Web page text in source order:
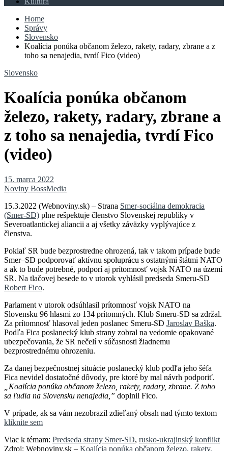
Home
Správy
Slovensko
Koalícia ponúka občanom železo, rakety, radary, zbrane a z
toho sa nenajedia, tvrdí Fico (video)
Slovensko
Koalícia ponúka občanom
železo, rakety, radary, zbrane a
z toho sa nenajedia, tvrdí Fico
(video)
15. marca 2022
Noviny BossMedia
15.3.2022 (Webnoviny.sk) – Strana Smer-sociálna demokracia
(Smer-SD) plne rešpektuje členstvo Slovenskej republiky v
Severoatlantickej aliancii a aj všetky záväzky vyplývajúce z
členstva.
Pokiaľ SR bude bezprostredne ohrozená, tak v takom prípade bude
Smer–SD podporovať aktívnu spoluprácu s ostatnými štátmi NATO
a ak to bude potrebné, podporí aj prítomnosť vojsk NATO na území
SR. Na tlačovej besede to v utorok vyhlásil predseda Smeru-SD
Robert Fico.
Parlament v utorok odsúhlasil prítomnosť vojsk NATO na
Slovensku 96 hlasmi zo 134 prítomných. Klub Smeru-SD sa zdržal.
Za prítomnosť hlasoval jeden poslanec Smeru-SD Jaroslav Baška.
Podľa Fica poslanecký klub strany zobral na vedomie opakované
ubezpečovania, že SR nečelí v súčasnosti žiadnemu
bezprostrednému ohrozeniu.
Za danej bezpečnostnej situácie poslanecký klub podľa jeho šéfa
Fica nevidel dostatočné dôvody, pre ktoré by mal návrh podporiť.
„Koalícia ponúka občanom železo, rakety, radary, zbrane. Z toho
sa ľudia na Slovensku nenajedia,” doplnil Fico.
V prípade, ak sa vám nezobrazil zdieľaný obsah nad týmto textom
kliknite sem
Viac k témam: Predseda strany Smer-SD, rusko-ukrajinský konflikt
Zdroj: Webnoviny.sk – Koalícia ponúka občanom železo, rakety,